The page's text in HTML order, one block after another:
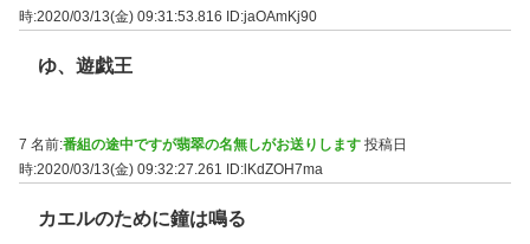
時:2020/03/13(金) 09:31:53.816 ID:jaOAmKj90
ゆ、遊戯王
7 名前:番組の途中ですが翡翠の名無しがお送りします 投稿日
時:2020/03/13(金) 09:32:27.261 ID:lKdZOH7ma
カエルのために鐘は鳴る